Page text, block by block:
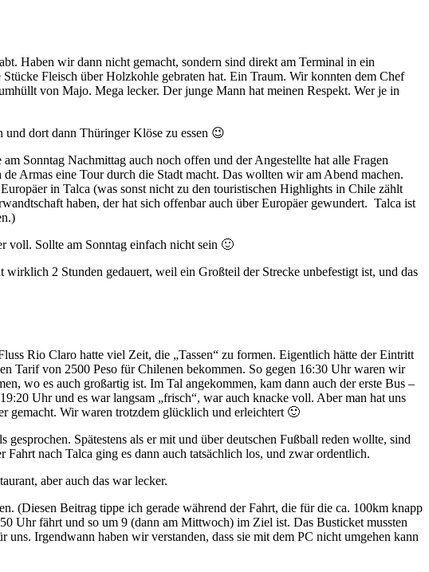
Haben wir dann nicht gemacht, sondern sind direkt am Terminal in ein
Fleisch über Holzkohle gebraten hat. Ein Traum. Wir konnten dem Chef
von Majo. Mega lecker. Der junge Mann hat meinen Respekt. Wer je in
und dort dann Thüringer Klöse zu essen 😉
Sonntag Nachmittag auch noch offen und der Angestellte hat alle Fragen
Armas eine Tour durch die Stadt macht. Das wollten wir am Abend machen.
in Talca (was sonst nicht zu den touristischen Highlights in Chile zählt
haben, der hat sich offenbar auch über Europäer gewundert. Talca ist
voll. Sollte am Sonntag einfach nicht sein 🙂
2 Stunden gedauert, weil ein Großteil der Strecke unbefestigt ist, und das
Rio Claro hatte viel Zeit, die „Tassen“ zu formen. Eigentlich hätte der Eintritt
Tarif von 2500 Peso für Chilenen bekommen. So gegen 16:30 Uhr waren wir
wo es auch großartig ist. Im Tal angekommen, kam dann auch der erste Bus –
Uhr und es war langsam „frisch“, war auch knacke voll. Aber man hat uns
gemacht. Wir waren trotzdem glücklich und erleichtert 🙂
Spätestens als er mit und über deutschen Fußball reden wollte, sind
nach Talca ging es dann auch tatsächlich los, und zwar ordentlich.
aber auch das war lecker.
(Diesen Beitrag tippe ich gerade während der Fahrt, die für die ca. 100km knapp
Uhr fährt und so um 9 (dann am Mittwoch) im Ziel ist. Das Busticket mussten
Irgendwann haben wir verstanden, dass sie mit dem PC nicht umgehen kann